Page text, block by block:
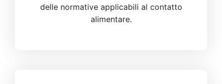
delle normative applicabili al contatto
alimentare.